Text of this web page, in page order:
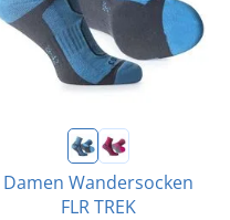
Damen Wandersocken
FLR TREK